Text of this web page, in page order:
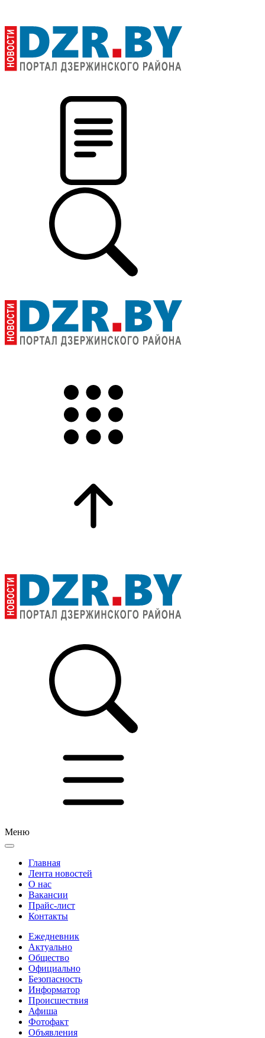
Меню
Главная
Лента новостей
О нас
Вакансии
Прайс-лист
Контакты
Ежедневник
Актуально
Общество
Официально
Безопасность
Информатор
Происшествия
Афиша
Фотофакт
Объявления